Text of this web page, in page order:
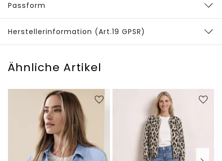
Passform
Herstellerinformation (Art.19 GPSR)
Ähnliche Artikel